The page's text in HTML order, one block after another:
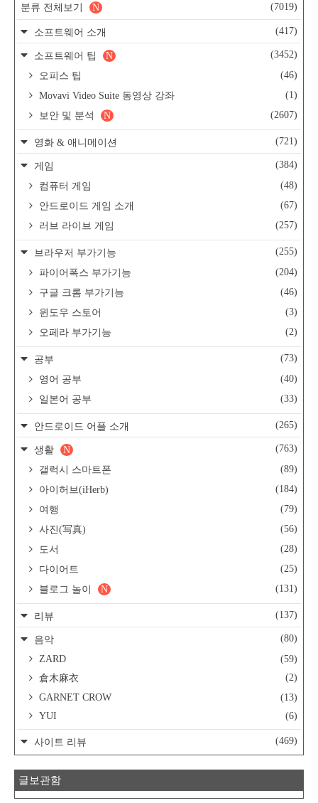
분류 전체보기 (7019)
N
소프트웨어 소개 (417)
소프트웨어 팁 (3452)
N
오피스 팁
(46)
Movavi Video Suite 동영상 강좌
(1)
보안 및 분석
(2607)
N
영화 & 애니메이션 (721)
게임
(384)
컴퓨터 게임
(48)
안드로이드 게임 소개
(67)
러브 라이브 게임
(257)
브라우저 부가기능
(255)
파이어폭스 부가기능
(204)
구글 크롬 부가기능
(46)
윈도우 스토어
(3)
오페라 부가기능
(2)
공부
(73)
영어 공부
(40)
일본어 공부
(33)
안드로이드 어플 소개 (265)
생활 (763)
N
갤럭시 스마트폰
(89)
아이허브(iHerb)
(184)
여행
(79)
사진(写真)
(56)
도서
(28)
다이어트
(25)
블로그 놀이
(131)
N
리뷰 (137)
음악
(80)
ZARD
(59)
倉木麻衣
(2)
GARNET CROW
(13)
YUI
(6)
사이트 리뷰 (469)
글보관함